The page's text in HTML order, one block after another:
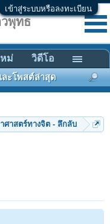
เข้าสู่ระบบหรือลงทะเบียน
ศาสตร์ทางจิต - ลึกลับ
พุทธ
ละโพสต์ล่าสุด
หม่ วิดีโอ